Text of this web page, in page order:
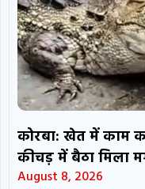
कोरबा: खेत में काम
कीचड़ में बैठा मिला
August 8, 2026